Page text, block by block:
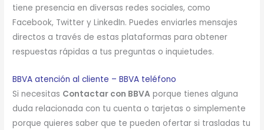
tiene presencia en diversas redes sociales, como
Facebook, Twitter y LinkedIn. Puedes enviarles mensajes
directos a través de estas plataformas para obtener
respuestas rápidas a tus preguntas o inquietudes.
BBVA atención al cliente – BBVA teléfono
Si necesitas Contactar con BBVA porque tienes alguna
duda relacionada con tu cuenta o tarjetas o simplemente
porque quieres saber que te pueden ofertar si trasladas tu